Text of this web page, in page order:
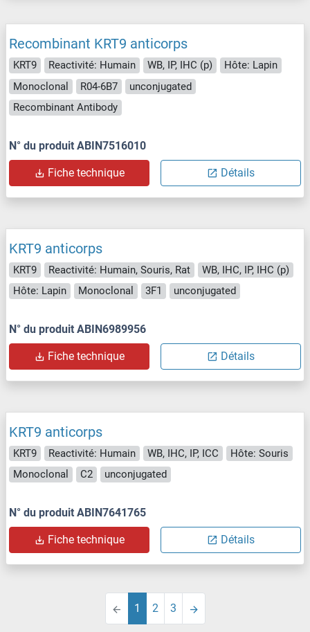
Recombinant KRT9 anticorps
KRT9 Reactivité: Humain WB, IP, IHC (p)
Hôte: Lapin
Monoclonal
R04-6B7
unconjugated
Recombinant Antibody
N° du produit ABIN7516010
Fiche technique Détails
KRT9 anticorps
KRT9 Reactivité: Humain, Souris, Rat
WB, IHC, IP, IHC (p)
Hôte: Lapin
Monoclonal 3F1 unconjugated
N° du produit ABIN6989956
Fiche technique Détails
KRT9 anticorps
KRT9 Reactivité: Humain WB, IHC, IP, ICC
Hôte: Souris
Monoclonal
C2 unconjugated
N° du produit ABIN7641765
Fiche technique Détails
1 2 3